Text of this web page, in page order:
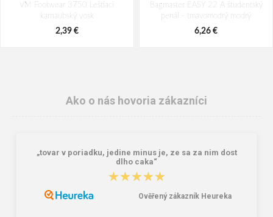
VM Footwear 3750 Leštiaci
karnaubský vosk
2,39 €
Bagmaster EASY 22 A študentský
penál - tmavomodrý modrý
6,26 €
Granite 5 21747-13 Slnečné
Reisenthel Mini Maxi Shopper Dots
Ako o nás hovoria zákazníci
„tovar v poriadku, jedine minus je, ze sa za nim dost
dlho caka“
★★★★★
★★★★★
Ověřený zákazník Heureka